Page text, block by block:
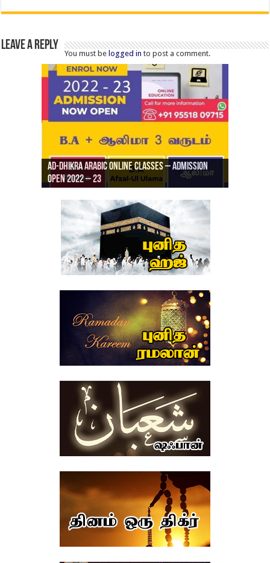
Leave a Reply
You must belogged in to post a comment.
Ad-Dhikra Arabic Online Classes – Admission
Open 2022 – 23
Ad-Dhikra Arabic Online Classes – BA Arabic
AD DHIKRA ARABIC COLLEGE ADMISSION
ரியாத் ஜும்ஆ தமிழாக்கம், Jamia Al Hajiri
Masjid (Kuwait Masjid), Malaz, Riyadh